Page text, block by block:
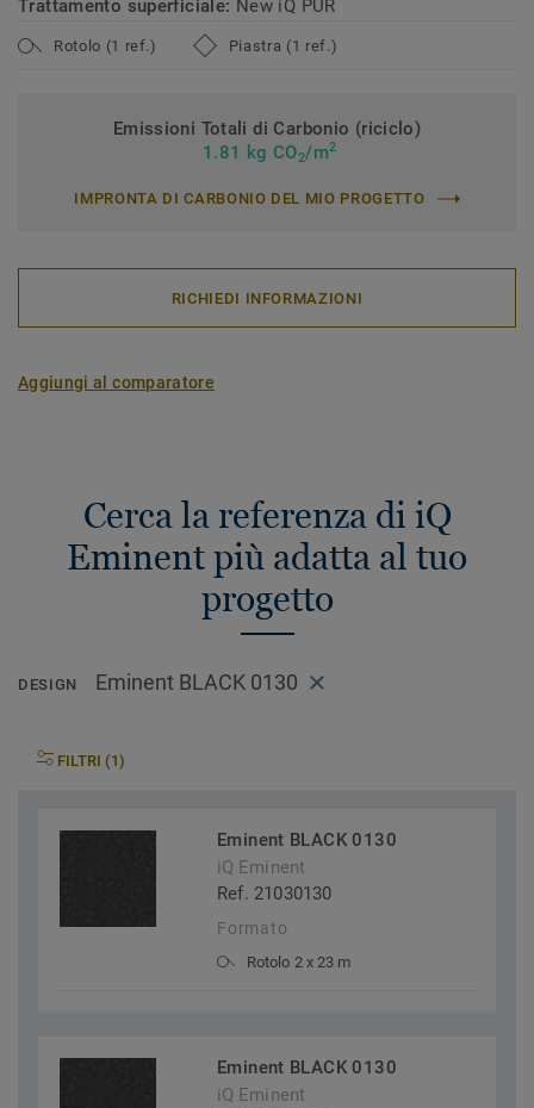
Trattamento superficiale: New iQ PUR
Rotolo (1 ref.) Piastra (1 ref.)
Emissioni Totali di Carbonio (riciclo)
1.81 kg CO2/m2
IMPRONTA DI CARBONIO DEL MIO PROGETTO
RICHIEDI INFORMAZIONI
Aggiungi al comparatore
Cerca la referenza di iQ
Eminent più adatta al tuo
progetto
DESIGN Eminent BLACK 0130
FILTRI (1)
Eminent BLACK 0130
iQ Eminent
Ref. 21030130
Formato
Rotolo 2 x 23 m
Eminent BLACK 0130
iQ Eminent